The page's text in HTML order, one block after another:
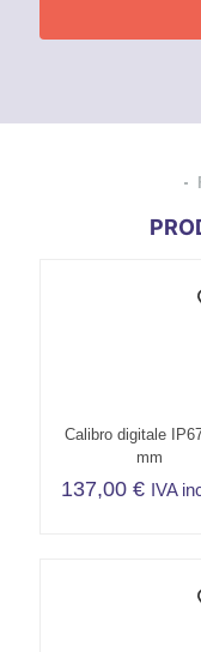
Calibro digitale
mm
137,00€ IVA